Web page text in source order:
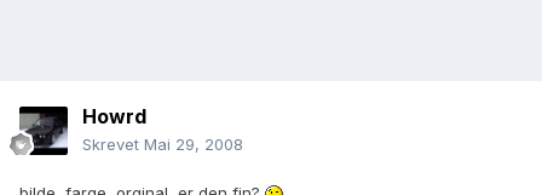
Howrd
Skrevet Mai 29, 2008